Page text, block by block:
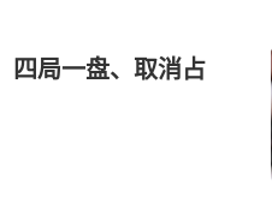
四局一盘、取消占